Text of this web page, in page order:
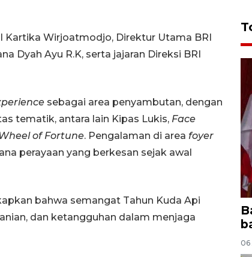
Wirjoatmodjo, Direktur Utama BRI
Dyah Ayu R.K, serta jajaran Direksi BRI
sebagai area penyambutan, dengan
tematik, antara lain Kipas Lukis, Face
of Fortune. Pengalaman di area foyer
perayaan yang berkesan sejak awal
bahwa semangat Tahun Kuda Api
dan ketangguhan dalam menjaga
06